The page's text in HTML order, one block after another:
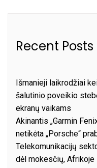
Recent Posts
Išmanieji laikrodžiai
šalutinio poveikio
ekranų vaikams
Akinantis „Garmin
netikėta „Porsche“
Telekomunikacijų
dėl mokesčių,